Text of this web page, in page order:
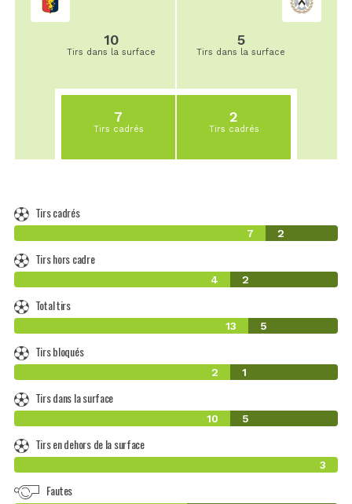
10
Tirs dans la surface
7
Tirs cadrés
5
Tirs dans la surface
2
Tirs cadrés
Tirs cadrés
7 2
Tirs hors cadre
4 2
Total tirs
13 5
Tirs bloqués
2 1
Tirs dans la surface
10 5
Tirs en dehors de la surface
3
Fautes